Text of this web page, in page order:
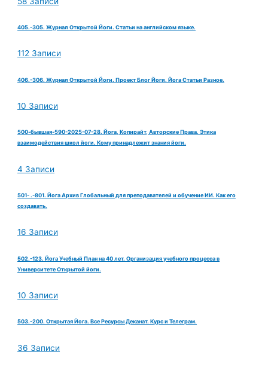
405.-305. Журнал Открытой Йоги. Статьи на английском языке.
112 Записи
406.-306. Журнал Открытой Йоги. Проект Блог Йоги. Йога Статьи Разное.
10 Записи
500-бывшая-590-2025-07-28. Йога, Копирайт, Авторские Права. Этика
взаимодействия школ йоги. Кому принадлежит знания йоги.
4 Записи
501- .-801. Йога Архив Глобальный для преподавателей и обучение ИИ. Как его
создавать.
16 Записи
502.-123. Йога Учебный План на 40 лет. Организация учебного процесса в
Университете Открытой йоги.
10 Записи
503.-200. Открытая Йога. Все Ресурсы Деканат. Курс и Телеграм.
36 Записи